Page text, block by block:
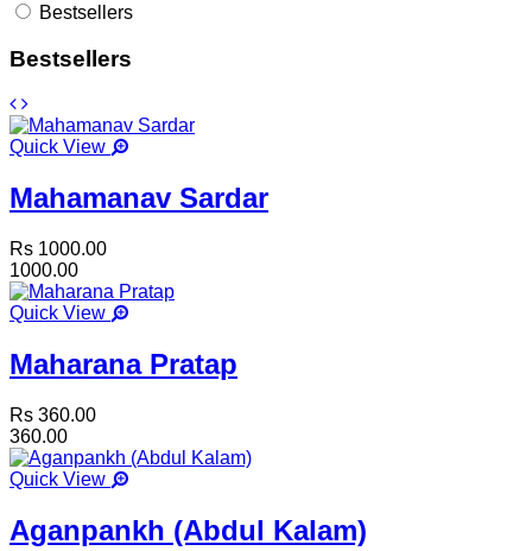
Bestsellers
Bestsellers
Quick View
Mahamanav Sardar
Rs 1000.00
1000.00
Quick View
Maharana Pratap
Rs 360.00
360.00
Quick View
Aganpankh (Abdul Kalam)